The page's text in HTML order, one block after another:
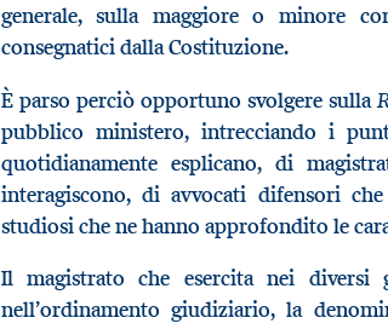
generale, sulla maggiore o minore
consegnatici dalla Costituzione.
È parso perciò opportuno svolgere sulla
pubblico ministero, intrecciando i
quotidianamente esplicano, di
interagiscono, di avvocati difensori
studiosi che ne hanno approfondito le
Il magistrato che esercita nei
nell’ordinamento giudiziario, la